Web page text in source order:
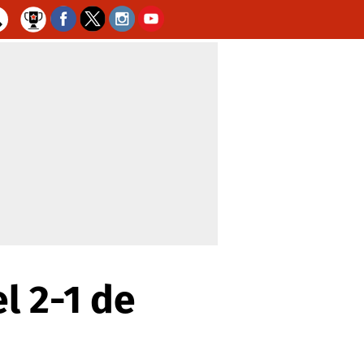
2-1 de